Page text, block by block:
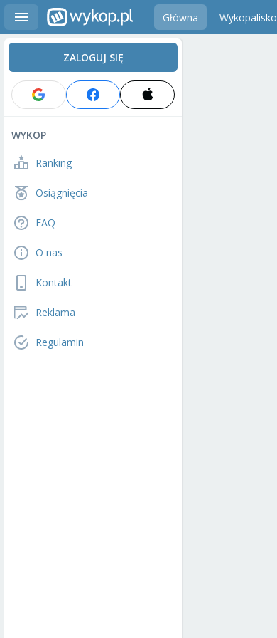
Główna Wykopalisko
ZALOGUJ SIĘ
WYKOP
Ranking
Osiągnięcia
FAQ
O nas
Kontakt
Reklama
Regulamin